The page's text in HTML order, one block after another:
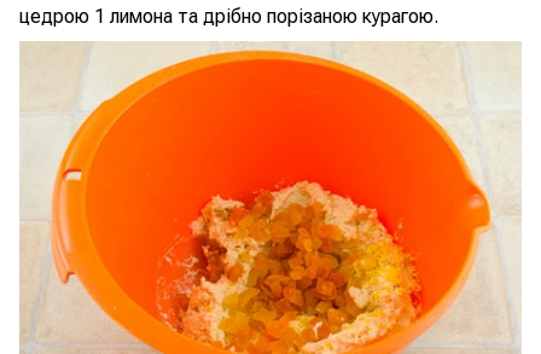
цедрою 1 лимона та дрібно порізаною курагою.